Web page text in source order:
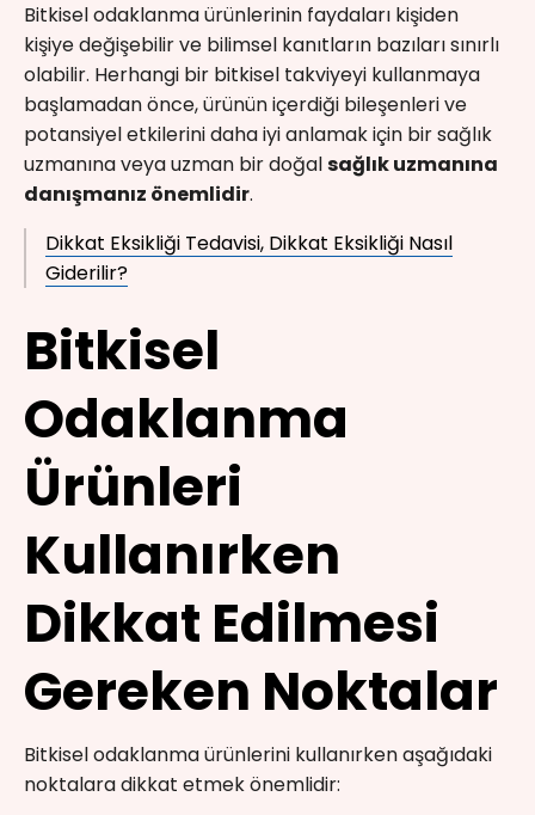
Bitkisel odaklanma ürünlerinin faydaları kişiden
kişiye değişebilir ve bilimsel kanıtların bazıları sınırlı
olabilir. Herhangi bir bitkisel takviyeyi kullanmaya
başlamadan önce, ürünün içerdiği bileşenleri ve
potansiyel etkilerini daha iyi anlamak için bir sağlık
uzmanına veya uzman bir doğalsağlık uzmanına
danışmanız önemlidir.
Dikkat Eksikliği Tedavisi, Dikkat Eksikliği Nasıl
Giderilir?
Bitkisel
Odaklanma
Ürünleri
Kullanırken
Dikkat Edilmesi
Gereken Noktalar
Bitkisel odaklanma ürünlerini kullanırken aşağıdaki
noktalara dikkat etmek önemlidir: